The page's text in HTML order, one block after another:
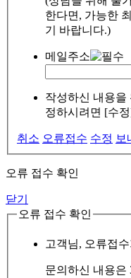
한다면, 가능한
기 바랍니다.)
메일주소
작성하신 내용을
정하시려면 [수
취소 오류접수 수정 보
오류 접수 확인
닫기
오류 접수 확인
고객님, 오류접
문의하신 내용은